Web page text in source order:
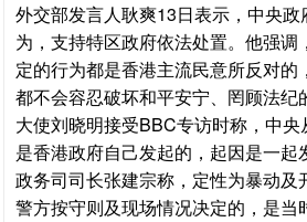
外交部发言人耿爽13日表示，中央
为，支持特区政府依法处置。他强调
定的行为都是香港主流民意所反对的
都不会容忍破坏和平安宁、罔顾法纪
大使刘晓明接受BBC专访时称，中
是香港政府自己发起的，起因是一起
政务司司长张建宗称，定性为暴动及
警方按守则及现场情况决定的，是当